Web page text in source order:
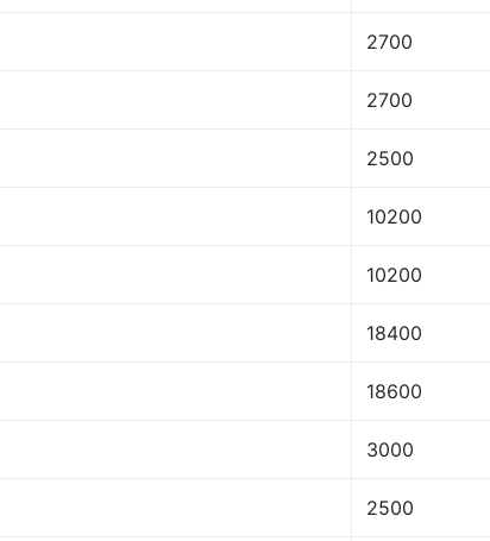
2700
2700
2500
10200
10200
18400
18600
3000
2500